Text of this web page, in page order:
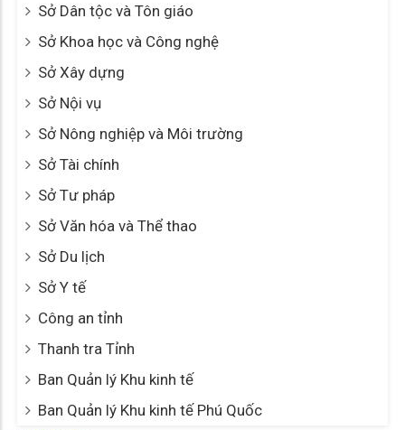
Sở Dân tộc và Tôn giáo
Sở Khoa học và Công nghệ
Sở Xây dựng
Sở Nội vụ
Sở Nông nghiệp và Môi trường
Sở Tài chính
Sở Tư pháp
Sở Văn hóa và Thể thao
Sở Du lịch
Sở Y tế
Công an tỉnh
Thanh tra Tỉnh
Ban Quản lý Khu kinh tế
Ban Quản lý Khu kinh tế Phú Quốc